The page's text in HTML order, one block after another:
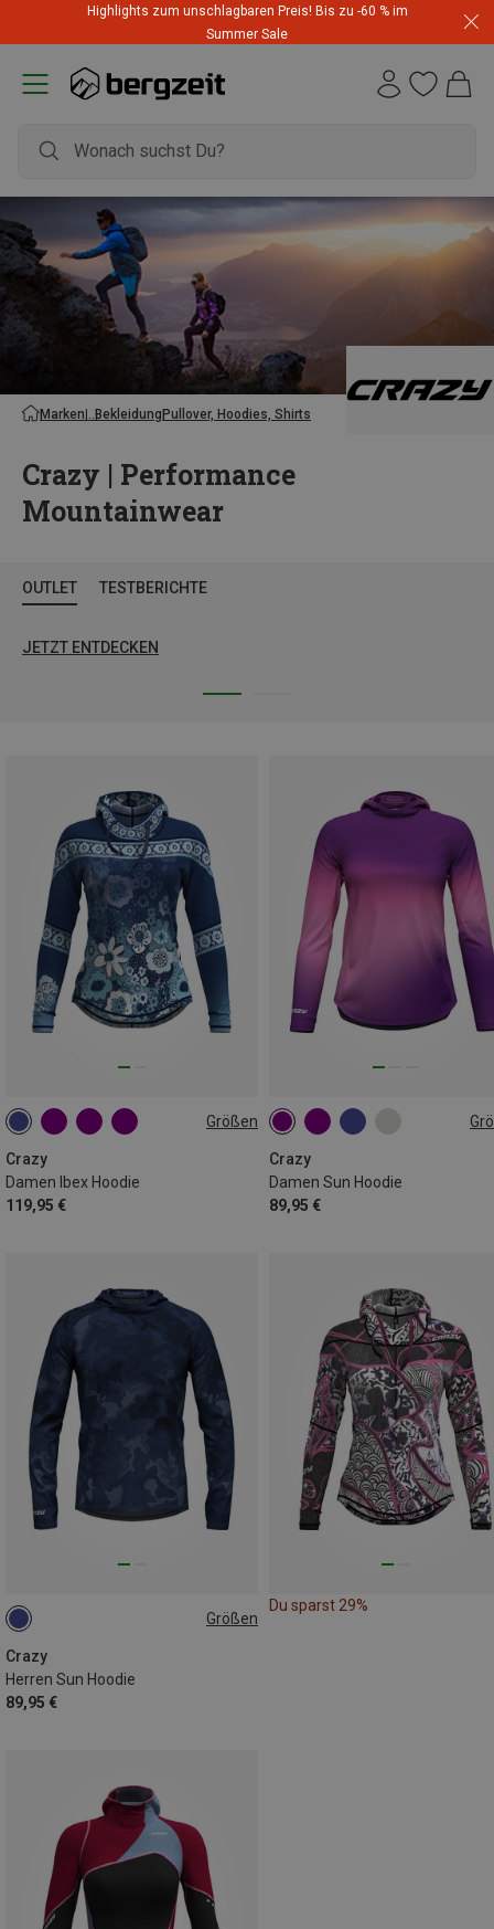
Highlights zum unschlagbaren Preis! Bis zu -60 % im
Summer Sale
Marken BekleidungPullover, Hoodies, Shirts
Crazy | Performance
Mountainwear
OUTLET TESTBERICHTE
JETZT ENTDECKEN
Größen
Crazy
Damen Ibex Hoodie
119,95 €
XS S M
Crazy
Damen Sun Hoodie
89,95 €
M
Größen
Crazy
Herren Sun Hoodie
89,95 €
L
Du sparst 29%